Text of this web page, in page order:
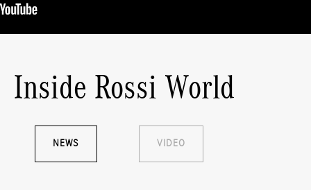
Inside Rossi World
NEWS VIDEO